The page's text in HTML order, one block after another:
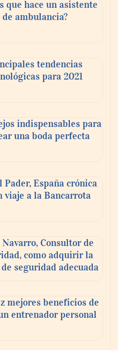
de conocimiento
fluidez y logro de
el nuevo
para reforzar la
los ayuntamientos
que hace un asistente
de ambulancia?
tendencias
para 2021
indispensables para
una boda perfecta
España crónica
viaje a la Bancarrota
Consultor de
como adquirir la
seguridad adecuada
mejores beneficios de
entrenador personal